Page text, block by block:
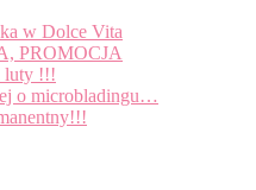
w Dolce Vita
PROMOCJA
luty !!!
o microbladingu…